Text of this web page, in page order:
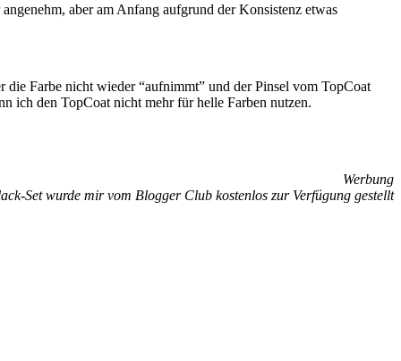
aber am Anfang aufgrund der Konsistenz etwas
Farbe nicht wieder “aufnimmt” und der Pinsel vom TopCoat
ich den TopCoat nicht mehr für helle Farben nutzen.
Werbung
Set wurde mir vom Blogger Club kostenlos zur Verfügung gestellt